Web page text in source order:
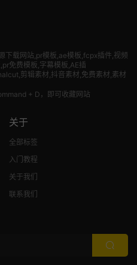
下载网站,pr模板,ae模板,fcpx插件,视频
免费模板,字幕模板,AE插
剪辑素材,抖音素材,免费素材,素材
+ D，即可收藏网站
关于
全部标签
入门教程
关于我们
联系我们